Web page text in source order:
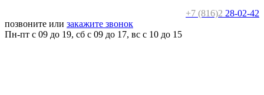
+7 (816)2 28-02-42
позвоните или закажите звонок
Пн-пт с 09 до 19, сб с 09 до 17, вс c 10 до 15